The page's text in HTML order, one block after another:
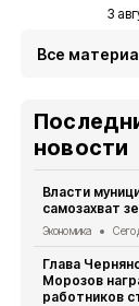
3
Все
новости
Власти
самозахват
Экономика
Глава
Морозов
работников